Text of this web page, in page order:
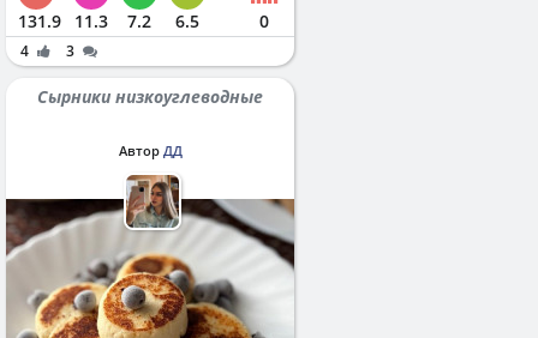
131.9 11.3 7.2 6.5 0
4 3
Сырники низкоуглеводные
Автор ДД